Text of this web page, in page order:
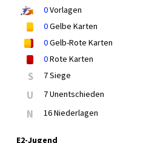
0Vorlagen
0Gelbe Karten
0Gelb-Rote Karten
0Rote Karten
S 7 Siege
U 7 Unentschieden
N 16 Niederlagen
E2-Jugend